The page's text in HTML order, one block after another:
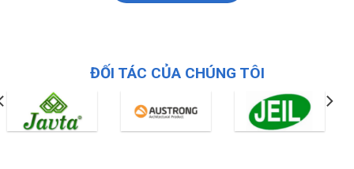
ĐỐI TÁC CỦA CHÚNG TÔI